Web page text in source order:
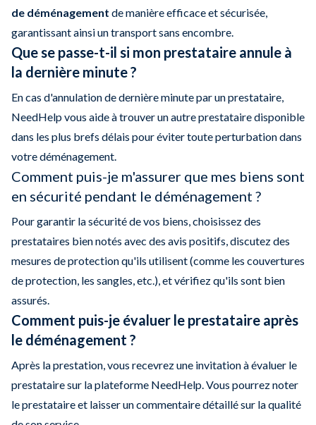
de déménagement de manière efficace et sécurisée,
garantissant ainsi un transport sans encombre.
Que se passe-t-il si mon prestataire annule à
la dernière minute ?
En cas d'annulation de dernière minute par un prestataire,
NeedHelp vous aide à trouver un autre prestataire disponible
dans les plus brefs délais pour éviter toute perturbation dans
votre déménagement.
Comment puis-je m'assurer que mes biens sont
en sécurité pendant le déménagement ?
Pour garantir la sécurité de vos biens, choisissez des
prestataires bien notés avec des avis positifs, discutez des
mesures de protection qu'ils utilisent (comme les couvertures
de protection, les sangles, etc.), et vérifiez qu'ils sont bien
assurés.
Comment puis-je évaluer le prestataire après
le déménagement ?
Après la prestation, vous recevrez une invitation à évaluer le
prestataire sur la plateforme NeedHelp. Vous pourrez noter
le prestataire et laisser un commentaire détaillé sur la qualité